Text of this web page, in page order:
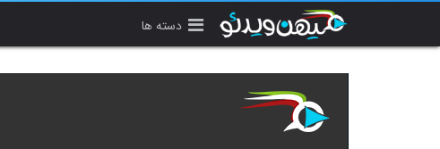
دسته ها